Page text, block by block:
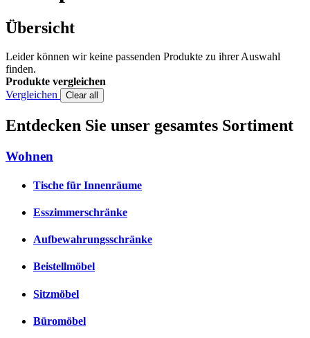
Übersicht
Leider können wir keine passenden Produkte zu ihrer Auswahl
finden.
Produkte vergleichen
Vergleichen
Clear all
Entdecken Sie unser gesamtes Sortiment
Wohnen
Tische für Innenräume
Esszimmerschränke
Aufbewahrungsschränke
Beistellmöbel
Sitzmöbel
Büromöbel